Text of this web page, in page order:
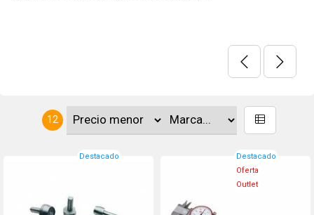
12
Destacado
Destacado
Oferta
Outlet